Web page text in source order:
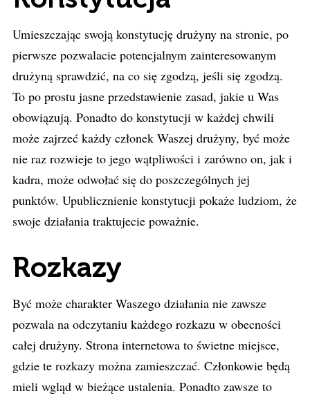
Umieszczając swoją konstytucję drużyny na stronie, po
pierwsze pozwalacie potencjalnym zainteresowanym
drużyną sprawdzić, na co się zgodzą, jeśli się zgodzą.
To po prostu jasne przedstawienie zasad, jakie u Was
obowiązują. Ponadto do konstytucji w każdej chwili
może zajrzeć każdy członek Waszej drużyny, być może
nie raz rozwieje to jego wątpliwości i zarówno on, jak i
kadra, może odwołać się do poszczególnych jej
punktów. Upublicznienie konstytucji pokaże ludziom, że
swoje działania traktujecie poważnie.
Rozkazy
Być może charakter Waszego działania nie zawsze
pozwala na odczytaniu każdego rozkazu w obecności
całej drużyny. Strona internetowa to świetne miejsce,
gdzie te rozkazy można zamieszczać. Członkowie będą
mieli wgląd w bieżące ustalenia. Ponadto zawsze to